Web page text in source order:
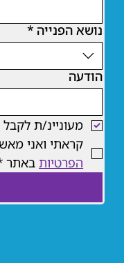
נושא הפנייה *
הודעה
מעוניינ/ת לקבל
קראתי ואני
הפרטיות באתר